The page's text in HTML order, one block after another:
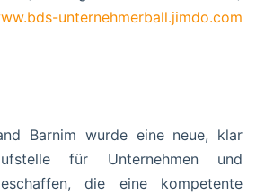
unternehmerball.jimdo.com
Barnim wurde eine neue, klar
für Unternehmen und
die eine kompetente